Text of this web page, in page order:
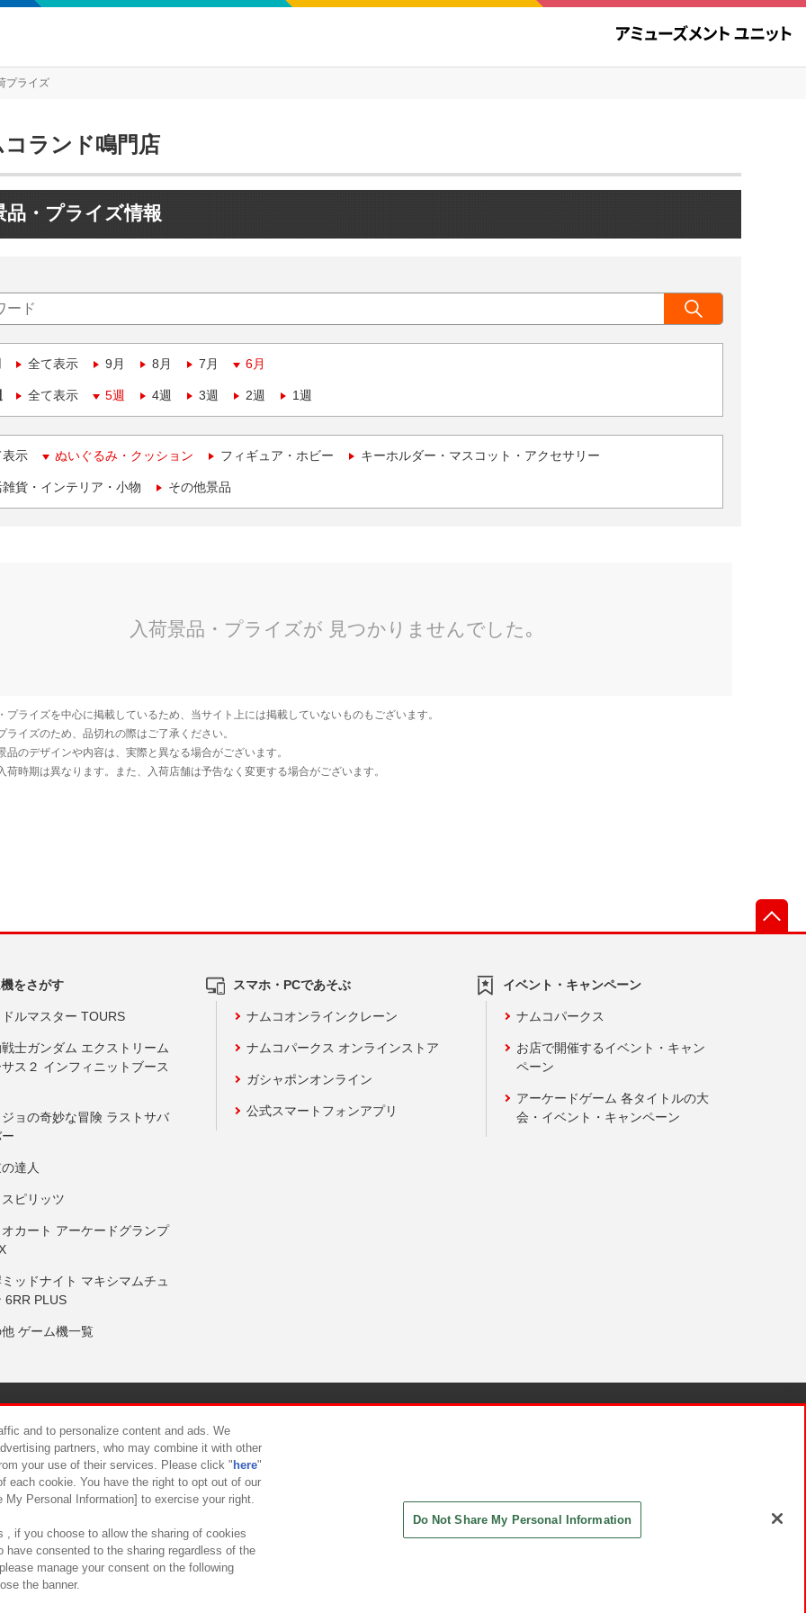
プライズ
ランド鳴門店
品・プライズ情報
全て表示 9月 8月 7月 6月
全て表示 5週 4週 3週 2週 1週
表示 ぬいぐるみ・クッション フィギュア・ホビー キーホルダー・マスコット・アクセサリー
貨・インテリア・小物 その他景品
をさがす
ルマスター TOURS
士ガンダム エクストリーム
ス２ インフィニットブース
ョの奇妙な冒険 ラストサバ
達人
ピリッツ
カート アーケードグランプ
ッドナイト マキシマムチュ
6RR PLUS
ゲーム機一覧
スマホ・PCであそぶ
ナムコオンラインクレーン
ナムコパークス オンラインストア
ガシャポンオンライン
公式スマートフォンアプリ
イベント・キャンペーン
ナムコパークス
お店で開催するイベント・キャン
ペーン
アーケードゲーム 各タイトルの大
会・イベント・キャンペーン
について カスタマーハラスメント対応方針
and to personalize content and ads. We
partners, who may combine it with other
your use of their services. Please click " here"
each cookie. You have the right to opt out of our
Personal Information] to exercise your right.
, if you choose to allow the sharing of cookies
have consented to the sharing regardless of the
manage your consent on the following
the banner.
Do Not Share My Personal Information